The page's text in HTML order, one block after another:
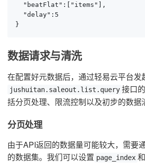
  "beatFlat":["items"],
  "delay":5
}
数据请求与清洗
在配置好元数据后，通过轻易云平台发
jushuitan.saleout.list.query 接口
括分页处理、限流控制以及初步的数据
分页处理
由于API返回的数据量可能较大，需要
的数据集。我们可以设置 page_index 和